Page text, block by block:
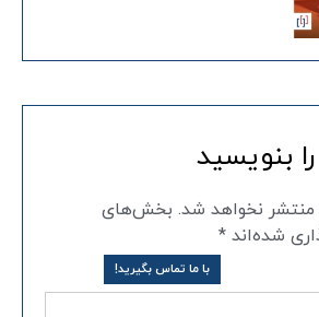
با ما تماس بگیرید!
بنویسید
منتشر نخواهد شد. بخش‌های
شده‌اند *